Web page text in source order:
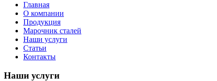
Главная
О компании
Продукция
Марочник сталей
Наши услуги
Статьи
Контакты
Наши услуги